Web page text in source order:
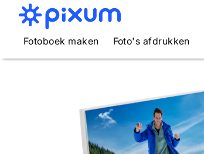
Fotoboek maken Foto's afdrukken